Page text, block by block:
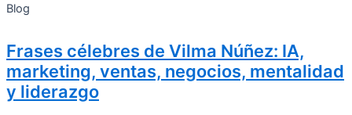
Blog
Frases célebres de Vilma Núñez: IA,
marketing, ventas, negocios, mentalidad
y liderazgo